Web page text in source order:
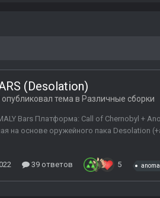
(Desolation)
опубликовал тема в Различные сборки
Bars Платформа: Call of Chernobyl +
на основе оружейного пака
39 ответов 5